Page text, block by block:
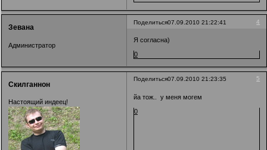
Поделиться 4
07.09.2010 21:22:41
Зевана
Администратор
Я согласна)
0
Поделиться 5
07.09.2010 21:23:35
Скилганнон
Настоящий индеец!
йа тож.. у меня могем
0